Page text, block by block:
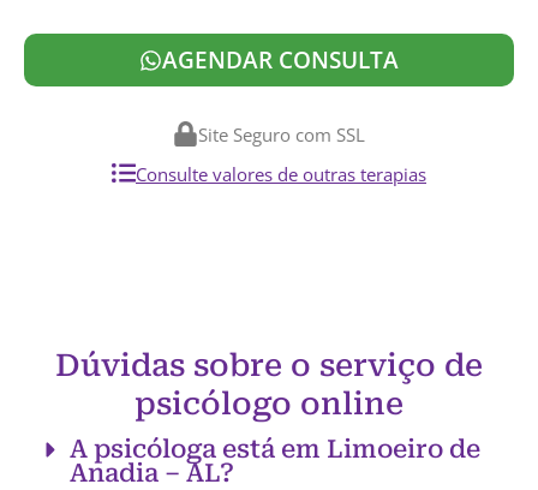
AGENDAR CONSULTA
Site Seguro com SSL
Consulte valores de outras terapias
Dúvidas sobre o serviço de
psicólogo online
A psicóloga está em Limoeiro de
Anadia – AL?